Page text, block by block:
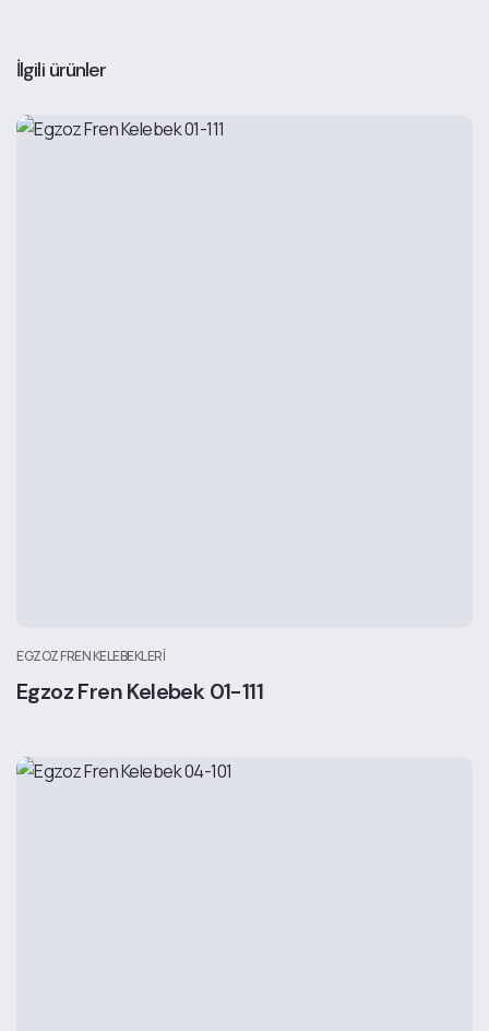
İlgili ürünler
EGZOZ FREN KELEBEKLERI
Egzoz Fren Kelebek 01-111